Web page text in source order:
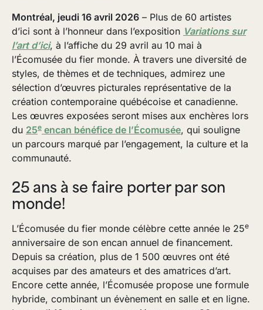
Montréal, jeudi 16 avril 2026 – Plus de 60 artistes
d’ici sont à l’honneur dans l’exposition Variations sur
l’art d’ici, à l’affiche du 29 avril au 10 mai à
l’Écomusée du fier monde. À travers une diversité de
styles, de thèmes et de techniques, admirez une
sélection d’œuvres picturales représentative de la
création contemporaine québécoise et canadienne.
Les œuvres exposées seront mises aux enchères lors
du 25e encan bénéfice de l’Écomusée, qui souligne
un parcours marqué par l’engagement, la culture et la
communauté.
25 ans à se faire porter par son
monde!
L’Écomusée du fier monde célèbre cette année le 25e
anniversaire de son encan annuel de financement.
Depuis sa création, plus de 1 500 œuvres ont été
acquises par des amateurs et des amatrices d’art.
Encore cette année, l’Écomusée propose une formule
hybride, combinant un évènement en salle et en ligne.